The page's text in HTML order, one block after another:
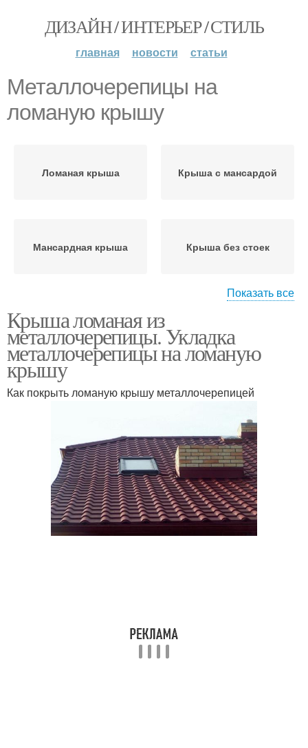
ДИЗАЙН / ИНТЕРЬЕР / СТИЛЬ
главная новости статьи
Металлочерепицы на
ломаную крышу
Ломаная крыша Крыша с мансардой
Мансардная крыша Крыша без стоек
Ломаная мансарда
Мансарды с ломаной
Крыша из профнастила
Лестница для ломаной
крыши
Лестница для крыши
Показать все
Крыша ломаная из
металлочерепицы. Укладка
металлочерепицы на ломаную
крышу
Как покрыть ломаную крышу металлочерепицей